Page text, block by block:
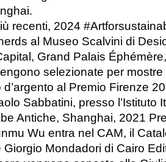
recenti, 2024
al Museo Scalvini di
Grand Palais
selezionate per
al Premio Firenze
Sabbatini, presso l’Istituto
Antiche, Shanghai, 2021
Wu entra nel CAM, il
Mondadori di Cairo